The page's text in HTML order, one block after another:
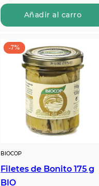
Añadir al carro
-7%
BIOCOP
Filetes de Bonito 175 g
BIO